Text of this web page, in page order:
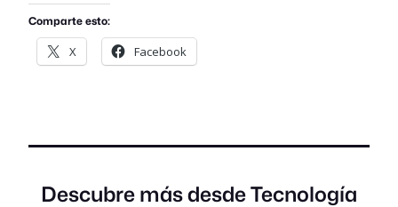
Comparte esto:
X Facebook
Descubre más desde Tecnología